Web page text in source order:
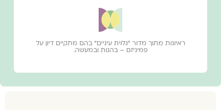
ראיונות מתוך מדור ״גלוית עיניים״ בהם מתקיים דיון על
פמיניזם – בהגות ובמעשה.